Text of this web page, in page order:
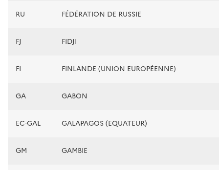
RU FÉDÉRATION DE RUSSIE
FJ FIDJI
FI FINLANDE (UNION EUROPÉENNE)
GA GABON
EC-GAL GALAPAGOS (EQUATEUR)
GM GAMBIE